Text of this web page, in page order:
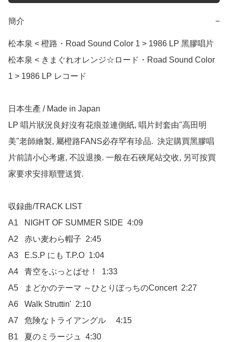
簡介 −
松本泉 < 橙路・Road Sound Color 1 > 1986 LP 黑膠唱片
松本泉 < きまぐれオレンジ☆ロード・Road Sound Color
1 > 1986 LP レコード
日本生產 / Made in Japan
LP 唱片狀況良好沒有花痕並連側紙, 唱片封套由"高田明
美"老師繪製, 屬橙路FANS必存罕有珍品.  決定購買黑膠唱
片前請小心考慮, 不設退換. 一般在石硤尾站交收, 另可按買
家要求安排順豐送貨.
収録曲/TRACK LIST
A1	NIGHT OF SUMMER SIDE  4:09
A2	赤い麦わら帽子  2:45
A3	E.S.P にも T.P.O  1:04
A4	青空をぶっとばせ！  1:33
A5	まどかのテーマ ～ひとりぼっちのConcert	 2:27
A6	Walk Struttin'  2:10
A7	危険なトライアングル	 4:15
B1	夏のミラージュ  4:30